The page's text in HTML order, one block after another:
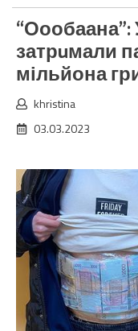
“Оообаана”:
затрuмали
мільйона
khristina
03.03.2023